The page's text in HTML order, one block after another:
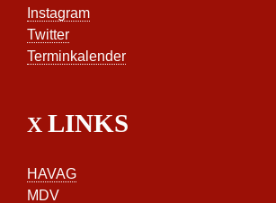
Instagram
Twitter
Terminkalender
LINKS
HAVAG
MDV